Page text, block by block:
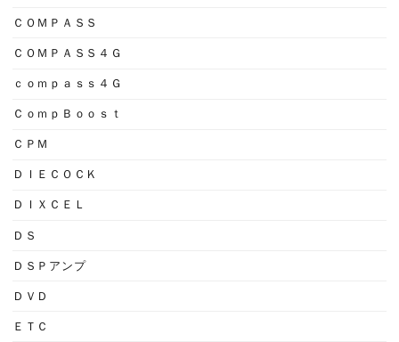
ＣＯＭＰＡＳＳ
ＣＯＭＰＡＳＳ４Ｇ
ｃｏｍｐａｓｓ４Ｇ
ＣｏｍｐＢｏｏｓｔ
ＣＰＭ
ＤＩＥＣＯＣＫ
ＤＩＸＣＥＬ
ＤＳ
ＤＳＰアンプ
ＤＶＤ
ＥＴＣ